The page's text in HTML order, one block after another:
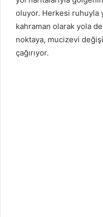
oluyor. Herkesi ruhuyla
kahraman olarak yola
noktaya, mucizevi
çağırıyor.